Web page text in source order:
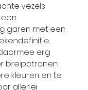
vezels
garen met een
erg
breipatronen
kleuren en te
allerlei